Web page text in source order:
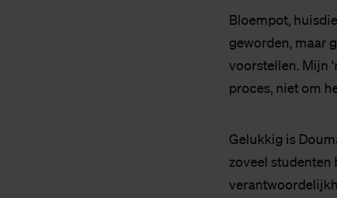
Bloempot,
geworden, maar
voorstellen. Mijn
proces, niet om
Gelukkig is
zoveel studenten